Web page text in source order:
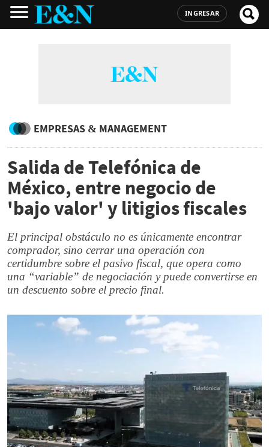
INGRESAR
EMPRESAS & MANAGEMENT
Salida de Telefónica de
México, entre negocio de
'bajo valor' y litigios fiscales
El principal obstáculo no es únicamente encontrar
comprador, sino cerrar una operación con
certidumbre sobre el pasivo fiscal, que opera como
una “variable” de negociación y puede convertirse en
un descuento sobre el precio final.